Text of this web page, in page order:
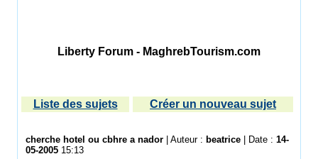
Liberty Forum - MaghrebTourism.com
Liste des sujets Créer un nouveau sujet
cherche hotel ou cbhre a nador | Auteur : beatrice | Date : 14-
05-2005 15:13